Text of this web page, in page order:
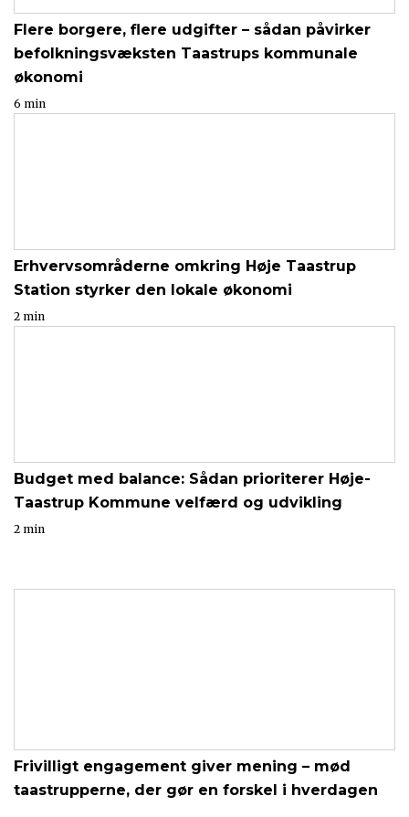
Flere borgere, flere udgifter – sådan påvirker
befolkningsvæksten Taastrups kommunale
økonomi
6 min
Erhvervsområderne omkring Høje Taastrup
Station styrker den lokale økonomi
2 min
Budget med balance: Sådan prioriterer Høje-
Taastrup Kommune velfærd og udvikling
2 min
Frivilligt engagement giver mening – mød
taastrupperne, der gør en forskel i hverdagen